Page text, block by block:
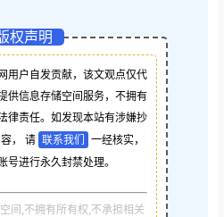
权声明
用户自发贡献，该文观点仅代
供信息存储空间服务，不拥有
律责任。如发现本站有涉嫌抄
， 请 联系我们
一经核实，
号进行永久封禁处理。
间,不拥有所有权,不承担相关